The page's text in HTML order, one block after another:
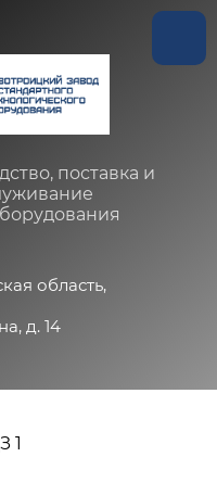
поставка и
область,
д. 14
1